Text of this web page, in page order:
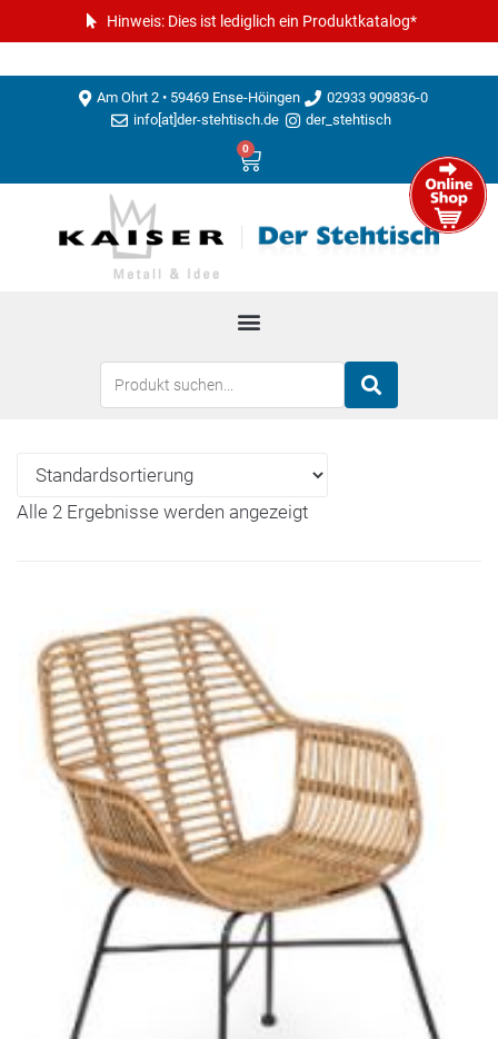
Hinweis: Dies ist lediglich ein Produktkatalog*
Am Ohrt 2 • 59469 Ense-Höingen
02933 909836-0
info[at]der-stehtisch.de
der_stehtisch
0
Alle 2 Ergebnisse werden angezeigt